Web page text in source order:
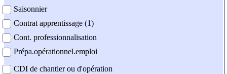
Saisonnier
Contrat apprentissage (1)
Cont. professionnalisation
Prépa.opérationnel.emploi
CDI de chantier ou d'opération